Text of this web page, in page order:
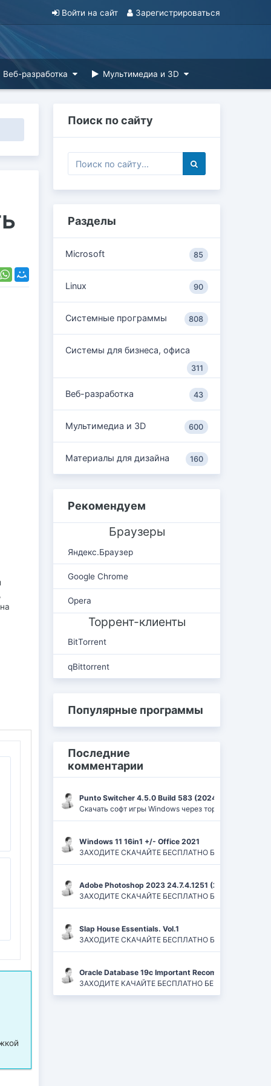
Войти на сайт Зарегистрироваться
Веб-разработка Мультимедиа и 3D
Поиск по сайту
Разделы
Microsoft 85
Linux 90
Системные программы 808
Системы для бизнеса, офиса
311
Веб-разработка 43
Мультимедиа и 3D 600
Материалы для дизайна 160
Рекомендуем
Браузеры
Яндекс.Браузер
Google Chrome
Opera
Торрент-клиенты
BitTorrent
qBittorrent
Популярные программы
Последние
комментарии
Punto Switcher 4.5.0 Build 583 (2024) РС | RePack
Скачать софт игры Windows через торрент Ufrag:
Windows 11 16in1 +/- Office 2021
ЗАХОДИТЕ СКАЧАЙТЕ БЕСПЛАТНО БЕЗ
Adobe Photoshop 2023 24.7.4.1251 (2024) PC |
ЗАХОДИТЕ СКАЧАЙТЕ БЕСПЛАТНО БЕЗ
Slap House Essentials. Vol.1
ЗАХОДИТЕ СКАЧАЙТЕ БЕСПЛАТНО БЕЗ
Oracle Database 19c Important Recommended One-
ЗАХОДИТЕ КАЧАЙТЕ БЕСПЛАТНО БЕЗ РЕГИСТРАЦИЙ